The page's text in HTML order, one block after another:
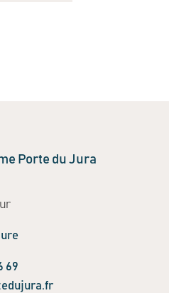
Porte du Jura
69